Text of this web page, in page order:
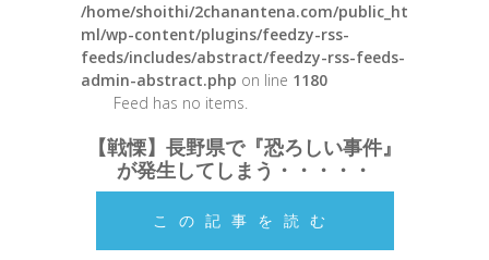
/home/shoithi/2chanantena.com/public_ht
ml/wp-content/plugins/feedzy-rss-
feeds/includes/abstract/feedzy-rss-feeds-
admin-abstract.php on line 1180
Feed has no items.
【戦慄】長野県で『恐ろしい事件』
が発生してしまう・・・・・
この記事を読む